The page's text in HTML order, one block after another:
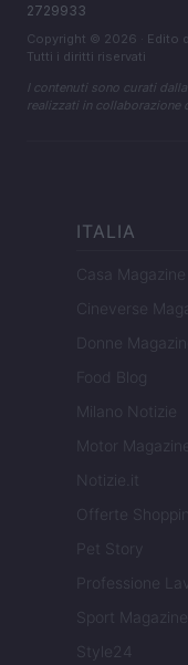
2729933
Copyright © 2026 · Edito
Tutti i diritti riservati
I contenuti sono curati
realizzati in collaborazione
ITALIA
Casa Magazine
Cineverse
Donne Magazine
Food Blog
Milano Notizie
Motor Magazine
Notizie.it
Offerte
Pet Story
Professione
Sport Magazine
Style24